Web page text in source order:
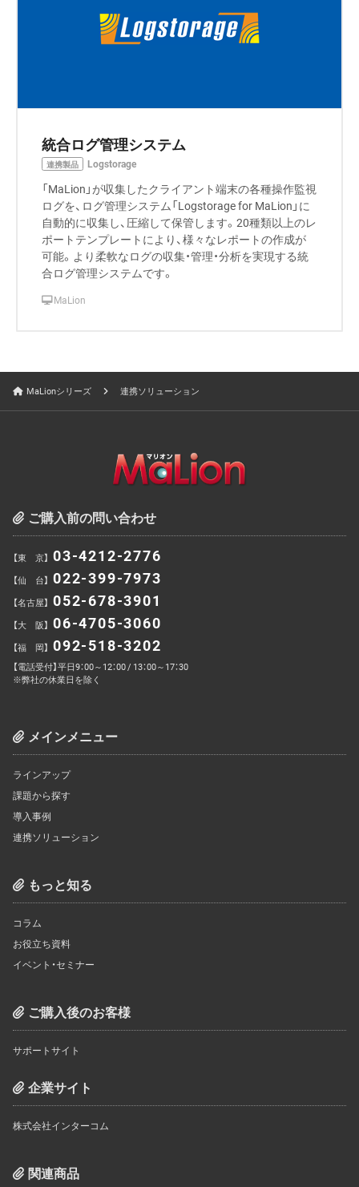
統合ログ管理システム
連携製品 Logstorage
「MaLion」が収集したクライアント端末の各種操作監視
ログを、ログ管理システム「Logstorage for MaLion」に
自動的に収集し、圧縮して保管します。20種類以上のレ
ポートテンプレートにより、様々なレポートの作成が
可能。より柔軟なログの収集・管理・分析を実現する統
合ログ管理システムです。
MaLion
MaLionシリーズ 連携ソリューション
ご購入前の問い合わせ
【東 京】 03-4212-2776
【仙 台】 022-399-7973
【名古屋】 052-678-3901
【大 阪】 06-4705-3060
【福 岡】 092-518-3202
【電話受付】平日9：00～12：00 / 13：00～17：30
※弊社の休業日を除く
メインメニュー
ラインアップ
課題から探す
導入事例
連携ソリューション
もっと知る
コラム
お役立ち資料
イベント・セミナー
ご購入後のお客様
サポートサイト
企業サイト
株式会社インターコム
関連商品